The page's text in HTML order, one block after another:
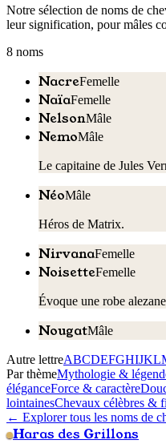
Notre sélection de noms de
leur signification, pour mâles
8 noms
NacreFemelle
NaïaFemelle
NelsonMâle
NemoMâle
Le capitaine de Jules
NéoMâle
Héros de Matrix.
NirvanaFemelle
NoisetteFemelle
Évoque une robe
NougatMâle
Autre lettreABCDEFGHIJKL
Par thèmeMythologie &
éléganceForce & caractère
lointainesChevaux célèbres &
← Explorer tous les noms de
Haras des Grillons